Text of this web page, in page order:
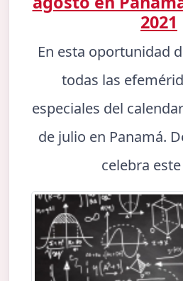
2021
En esta oportunidad
todas las
especiales del
de julio en Panamá.
celebra